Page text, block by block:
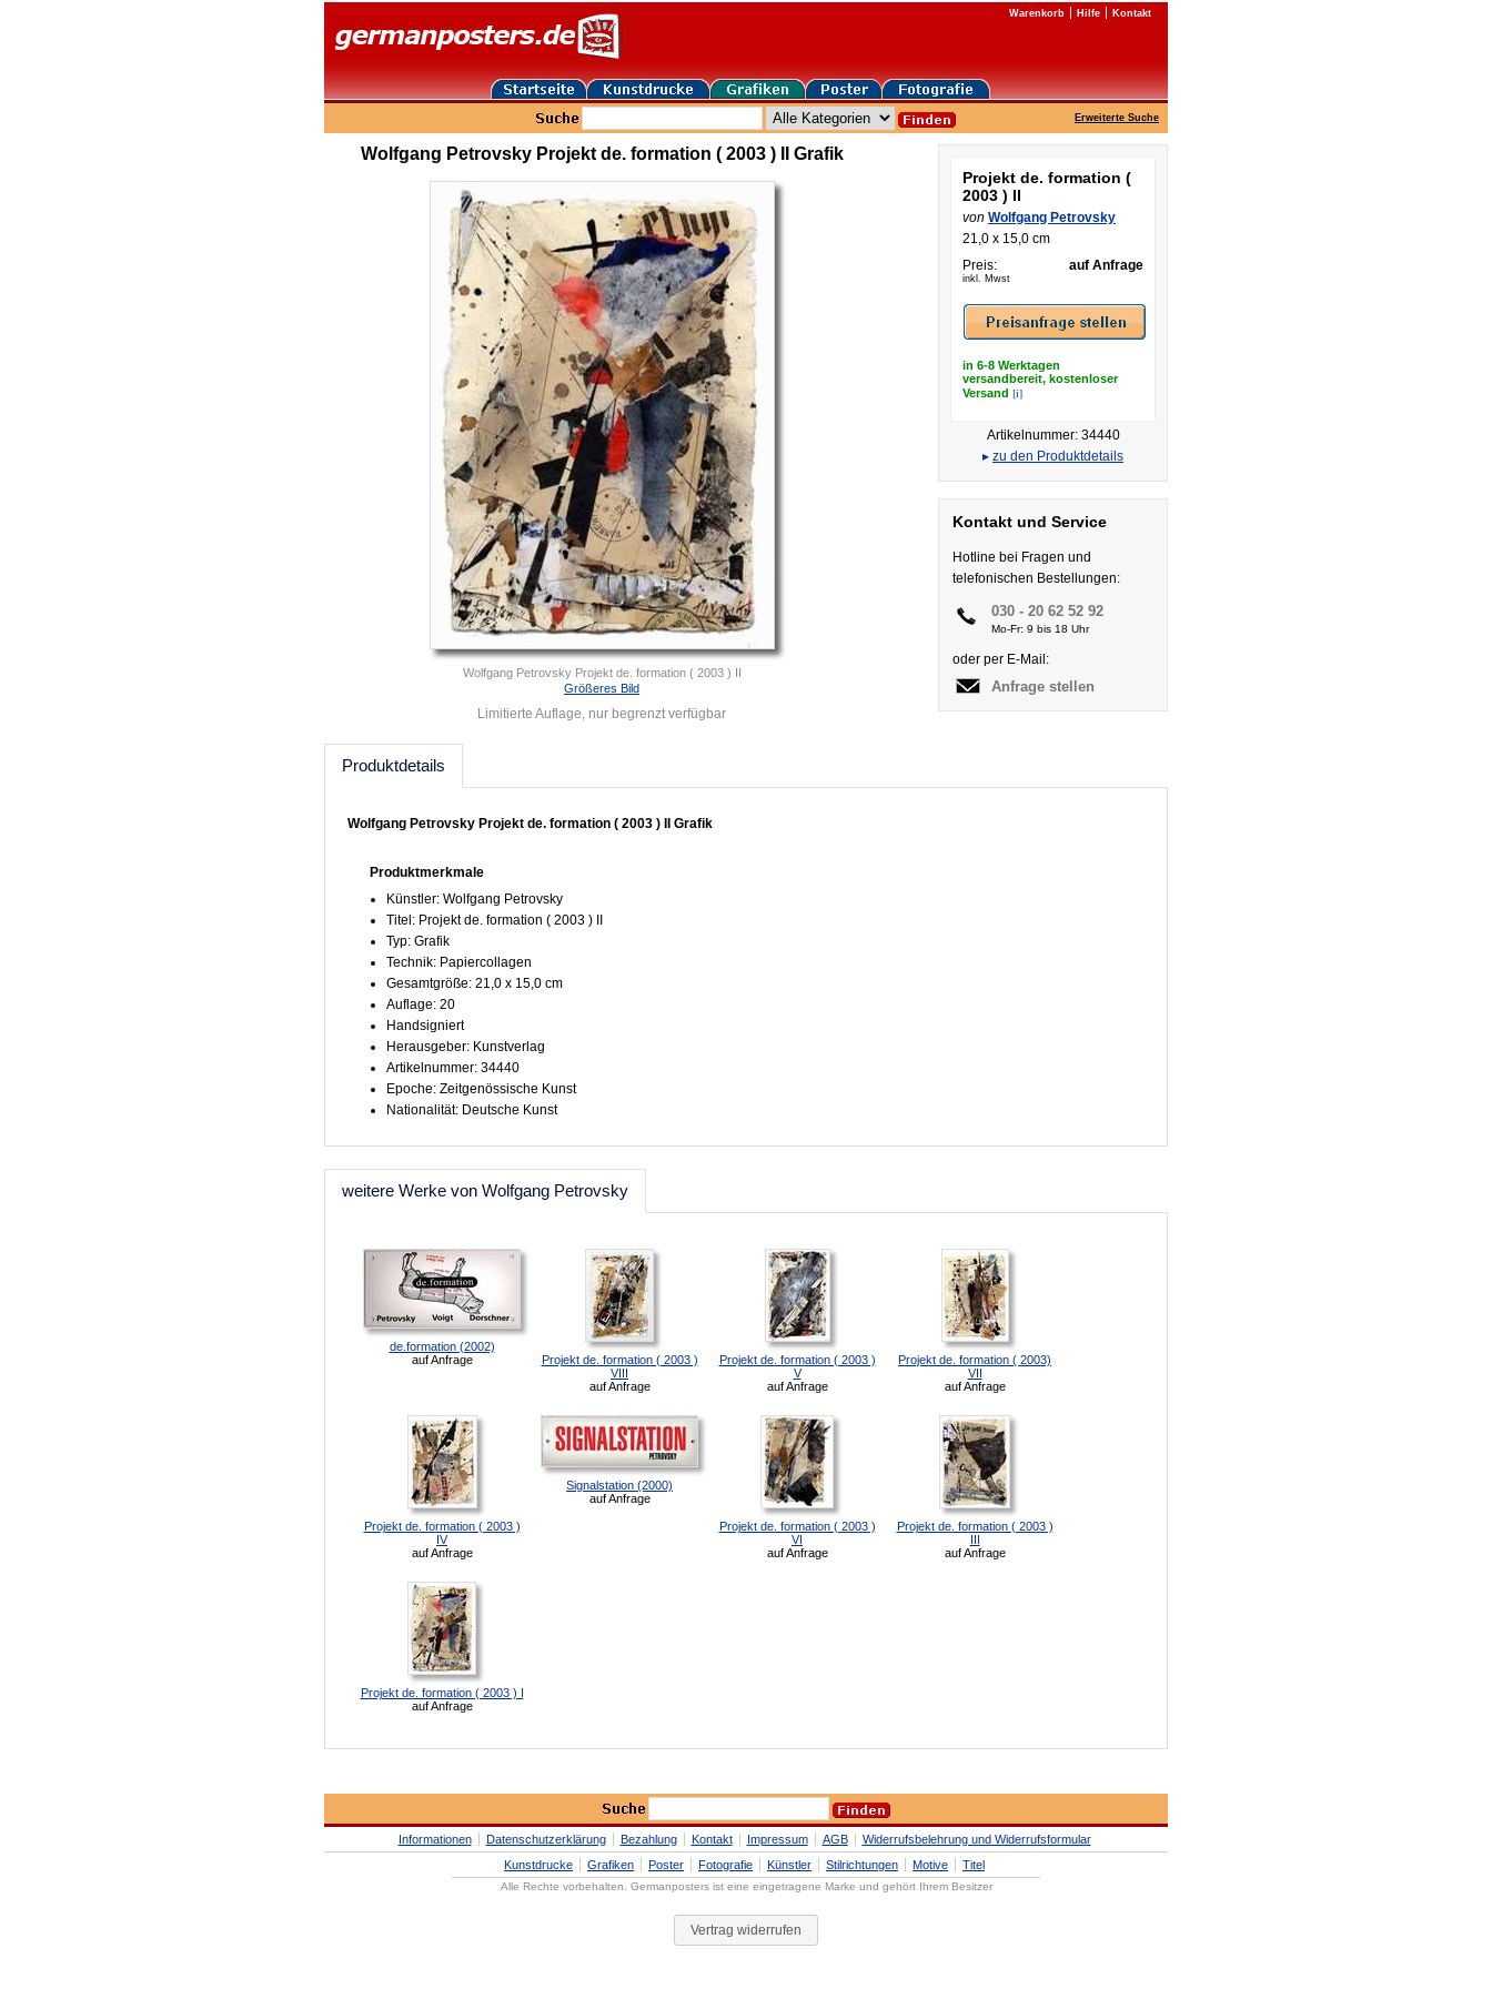
Warenkorb Hilfe Kontakt
Erweiterte Suche
Wolfgang Petrovsky Projekt de. formation ( 2003 ) II Grafik
Wolfgang Petrovsky Projekt de. formation ( 2003 ) II
Größeres Bild
Limitierte Auflage, nur begrenzt verfügbar
Projekt de. formation (
2003 ) II
von Wolfgang Petrovsky
21,0 x 15,0 cm
Preis:
inkl. Mwst
auf Anfrage
in 6-8 Werktagen
versandbereit, kostenloser
Versand [i]
Artikelnummer: 34440
▸ zu den Produktdetails
Kontakt und Service
Hotline bei Fragen und
telefonischen Bestellungen:
030 - 20 62 52 92
Mo-Fr: 9 bis 18 Uhr
oder per E-Mail:
Anfrage stellen
Produktdetails
Wolfgang Petrovsky Projekt de. formation ( 2003 ) II Grafik
Produktmerkmale
Künstler: Wolfgang Petrovsky
Titel: Projekt de. formation ( 2003 ) II
Typ: Grafik
Technik: Papiercollagen
Gesamtgröße: 21,0 x 15,0 cm
Auflage: 20
Handsigniert
Herausgeber: Kunstverlag
Artikelnummer: 34440
Epoche: Zeitgenössische Kunst
Nationalität: Deutsche Kunst
weitere Werke von Wolfgang Petrovsky
de.formation (2002)
auf Anfrage
Projekt de. formation ( 2003 )
VIII
auf Anfrage
Projekt de. formation ( 2003 )
V
auf Anfrage
Projekt de. formation ( 2003)
VII
auf Anfrage
Projekt de. formation ( 2003 )
IV
auf Anfrage
Signalstation (2000)
auf Anfrage
Projekt de. formation ( 2003 )
VI
auf Anfrage
Projekt de. formation ( 2003 )
III
auf Anfrage
Projekt de. formation ( 2003 ) I
auf Anfrage
Informationen Datenschutzerklärung Bezahlung Kontakt Impressum AGB
Widerrufsbelehrung und Widerrufsformular
Kunstdrucke
Grafiken Poster Fotografie Künstler Stilrichtungen Motive Titel
Alle Rechte vorbehalten. Germanposters ist eine eingetragene Marke und gehört Ihrem Besitzer
Vertrag widerrufen